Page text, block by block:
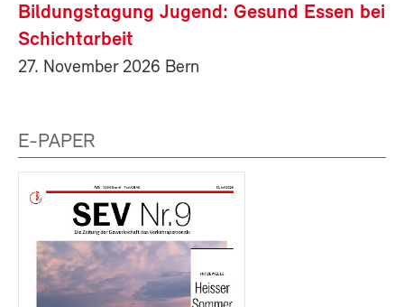
Bildungstagung Jugend: Gesund Essen bei
Schichtarbeit
27. November 2026 Bern
E-PAPER